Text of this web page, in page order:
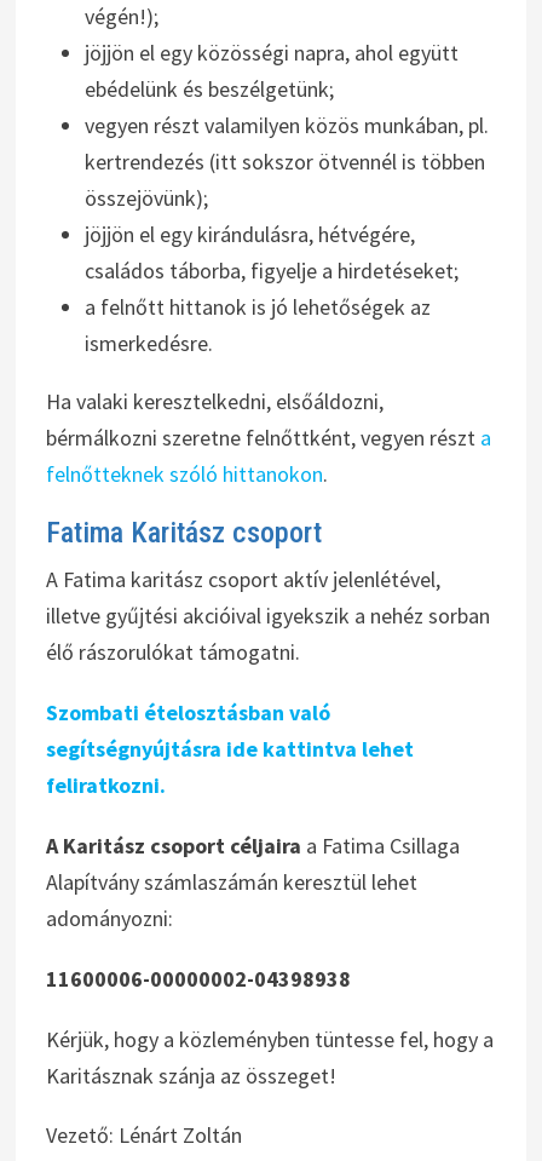
végén!);
jöjjön el egy közösségi napra, ahol együtt
ebédelünk és beszélgetünk;
vegyen részt valamilyen közös munkában, pl.
kertrendezés (itt sokszor ötvennél is többen
összejövünk);
jöjjön el egy kirándulásra, hétvégére,
családos táborba, figyelje a hirdetéseket;
a felnőtt hittanok is jó lehetőségek az
ismerkedésre.
Ha valaki keresztelkedni, elsőáldozni,
bérmálkozni szeretne felnőttként, vegyen részt a
felnőtteknek szóló hittanokon.
Fatima Karitász csoport
A Fatima karitász csoport aktív jelenlétével,
illetve gyűjtési akcióival igyekszik a nehéz sorban
élő rászorulókat támogatni.
Szombati ételosztásban való
segítségnyújtásra ide kattintva lehet
feliratkozni.
A Karitász csoport céljaira a Fatima Csillaga
Alapítvány számlaszámán keresztül lehet
adományozni:
11600006-00000002-04398938
Kérjük, hogy a közleményben tüntesse fel, hogy a
Karitásznak szánja az összeget!
Vezető: Lénárt Zoltán